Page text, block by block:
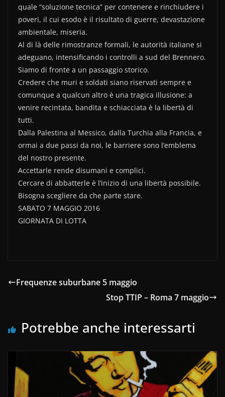
quale “soluzione tecnica” per contenere e rinchiudere i
poveri, il cui esodo è il risultato di guerre, devastazione
ambientale, miseria.
Al di là delle rimostranze formali, le autorità italiane si
adeguano, intensificando i controlli a sud del Brennero.
Siamo di fronte a un passaggio storico.
Credere che muri e soldati siano riservati sempre e
comunque a qualcun altro è una tragica illusione: a
venire recintata, bandita e schiacciata è la libertà di
tutti.
Dalla Palestina al Messico, dalla Turchia alla Francia, e
ormai a due passi da noi, le barriere sono l’emblema
del nostro presente.
Accettarle rende disumani e complici.
Cercare di abbatterle è l’inizio di una libertà possibile.
Bisogna scegliere da che parte stare.
SABATO 7 MAGGIO 2016
GIORNATA DI LOTTA
Frequenze suburbane 5 maggio
Stop TTIP – Roma 7 maggio
Potrebbe anche interessarti